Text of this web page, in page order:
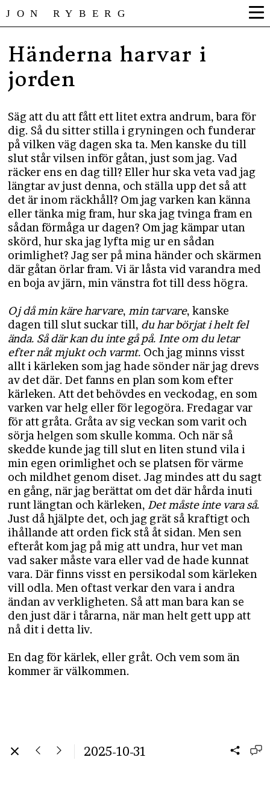
JON RYBERG
Händerna harvar i
jorden
Säg att du att fått ett litet extra andrum, bara för
dig. Så du sitter stilla i gryningen och funderar
på vilken väg dagen ska ta. Men kanske du till
slut står vilsen inför gåtan, just som jag. Vad
räcker ens en dag till? Eller hur ska veta vad jag
längtar av just denna, och ställa upp det så att
det är inom räckhåll? Om jag varken kan känna
eller tänka mig fram, hur ska jag tvinga fram en
sådan förmåga ur dagen? Om jag kämpar utan
skörd, hur ska jag lyfta mig ur en sådan
orimlighet? Jag ser på mina händer och skärmen
där gåtan örlar fram. Vi är låsta vid varandra med
en boja av järn, min vänstra fot till dess högra.
Oj då min käre harvare, min tarvare, kanske
dagen till slut suckar till, du har börjat i helt fel
ända. Så där kan du inte gå på. Inte om du letar
efter nåt mjukt och varmt. Och jag minns visst
allt i kärleken som jag hade sönder när jag drevs
av det där. Det fanns en plan som kom efter
kärleken. Att det behövdes en veckodag, en som
varken var helg eller för legogöra. Fredagar var
för att gråta. Gråta av sig veckan som varit och
sörja helgen som skulle komma. Och när så
skedde kunde jag till slut en liten stund vila i
min egen orimlighet och se platsen för värme
och mildhet genom diset. Jag mindes att du sagt
en gång, när jag berättat om det där hårda inuti
runt längtan och kärleken, Det måste inte vara så.
Just då hjälpte det, och jag grät så kraftigt och
ihållande att orden fick stå åt sidan. Men sen
efteråt kom jag på mig att undra, hur vet man
vad saker måste vara eller vad de hade kunnat
vara. Där finns visst en persikodal som kärleken
vill odla. Men oftast verkar den vara i andra
ändan av verkligheten. Så att man bara kan se
den just där i tårarna, när man helt gett upp att
nå dit i detta liv.
​​​​​​​En dag för kärlek, eller gråt. Och vem som än
kommer är välkommen.
2025-10-31